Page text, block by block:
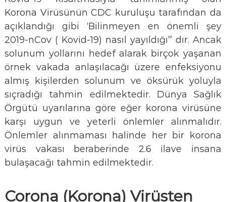
Korona Virüsünün CDC kuruluşu tarafından da
açıklandığı gibi ‘Bilinmeyen en önemli şey
2019-nCov ( Kovid-19) nasıl yayıldığı’’ dır. Ancak
solunum yollarını hedef alarak birçok yaşanan
örnek vakada anlaşılacağı üzere enfeksiyonu
almış kişilerden solunum ve öksürük yoluyla
sıçradığı tahmin edilmektedir. Dünya Sağlık
Örgütü uyarılarına göre eğer korona virüsüne
karşı uygun ve yeterli önlemler alınmalıdır.
Önlemler alınmaması halinde her bir korona
virüs vakası beraberinde 2.6 ilave insana
bulaşacağı tahmin edilmektedir.
Corona (Korona) Virüsten